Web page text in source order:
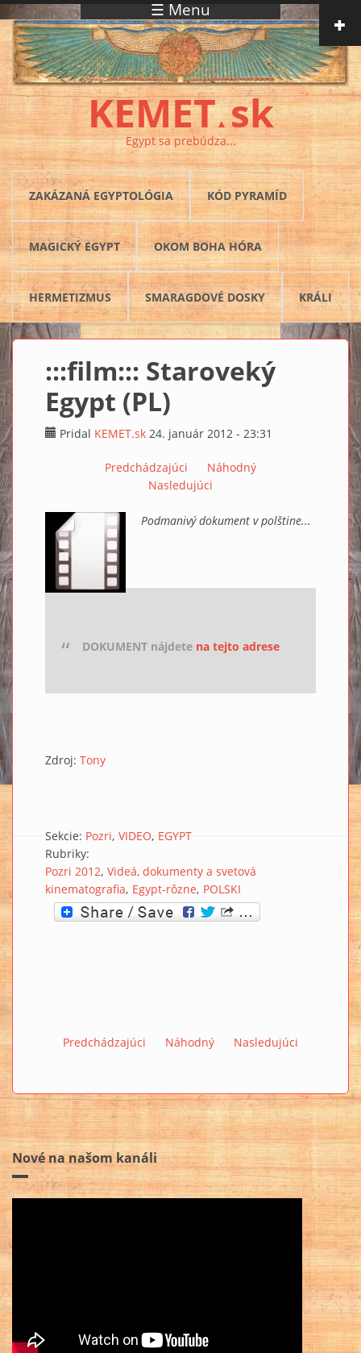
Skočiť na hlavný obsah ☰ Menu
KEMET▲ sk
Egypt sa prebúdza...
ZAKÁZANÁ EGYPTOLÓGIA KÓD PYRAMÍD
MAGICKÝ EGYPT OKOM BOHA HÓRA
HERMETIZMUS SMARAGDOVÉ DOSKY KRÁLI
:::film::: Staroveký
Egypt (PL)
Pridal KEMET.sk 24. január 2012 - 23:31
Predchádzajúci
Náhodný
Nasledujúci
Podmanivý dokument v polštine...
DOKUMENT nájdete na tejto adrese
Zdroj: Tony
Sekcie: Pozri VIDEO EGYPT
Rubriky:
Pozri 2012 Videá, dokumenty a svetová
kinematografia Egypt-rôzne POLSKI
Predchádzajúci Náhodný Nasledujúci
Nové na našom kanáli